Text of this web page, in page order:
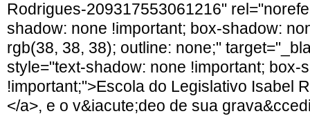
Rodrigues-209317553061216"
shadow: none !important; box-shadow:
rgb(38, 38, 38); outline: none;"
style="text-shadow: none !important; box-
!important;">Escola do Legislativo Isabel
</a>, e o v&iacute;deo de sua